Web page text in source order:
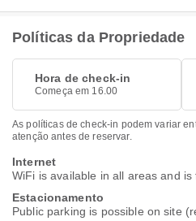
Políticas da Propriedade
Hora de check-in
Começa em 16.00
As políticas de check-in podem variar
atenção antes de reservar.
Internet
WiFi is available in all areas and is
Estacionamento
Public parking is possible on site